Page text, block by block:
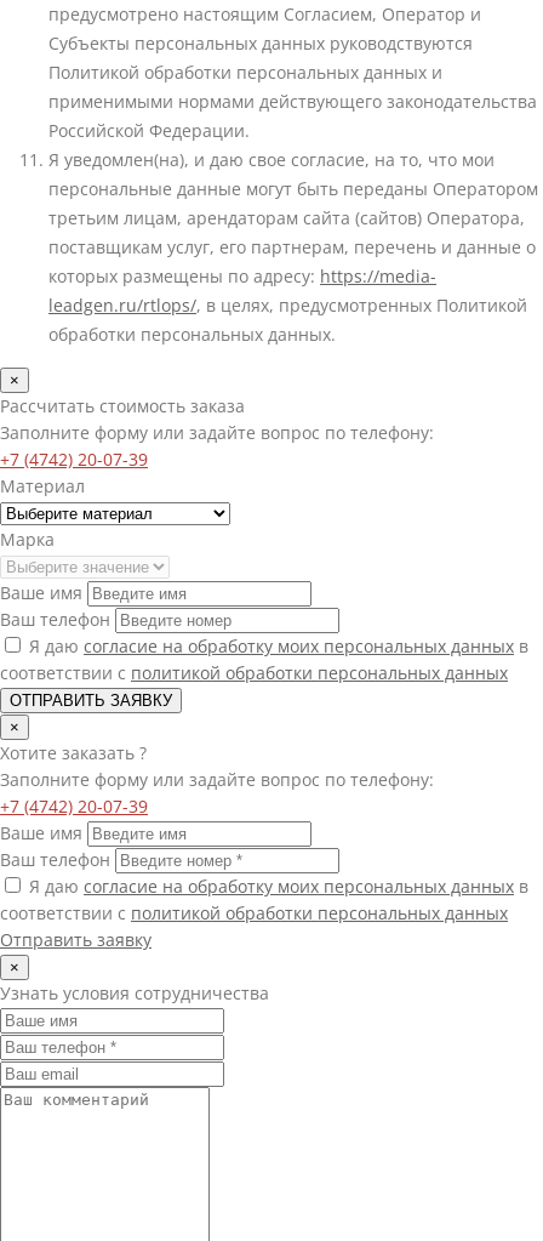
предусмотрено настоящим Согласием, Оператор и
Субъекты персональных данных руководствуются
Политикой обработки персональных данных и
применимыми нормами действующего законодательства
Российской Федерации.
Я уведомлен(на), и даю свое согласие, на то, что мои
персональные данные могут быть переданы Оператором
третьим лицам, арендаторам сайта (сайтов) Оператора,
поставщикам услуг, его партнерам, перечень и данные о
которых размещены по адресу: https://media-
leadgen.ru/rtlops/, в целях, предусмотренных Политикой
обработки персональных данных.
×
Рассчитать стоимость заказа
Заполните форму или задайте вопрос по телефону:
+7 (4742) 20-07-39
Материал
Марка
Ваше имя
Ваш телефон
Я даю согласие на обработку моих персональных данных в
соответствии с политикой обработки персональных данных
ОТПРАВИТЬ ЗАЯВКУ
×
Хотите заказать ?
Заполните форму или задайте вопрос по телефону:
+7 (4742) 20-07-39
Ваше имя
Ваш телефон
Я даю согласие на обработку моих персональных данных в
соответствии с политикой обработки персональных данных
Отправить заявку
×
Узнать условия сотрудничества